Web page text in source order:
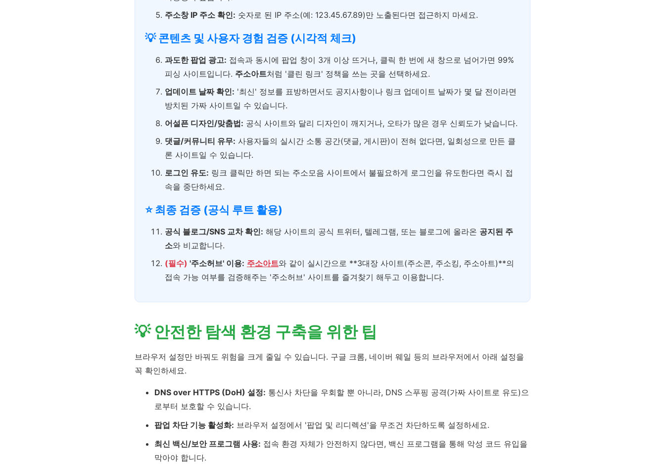
주소창 IP 주소 확인: 숫자로 된 IP 주소(예: 123.45.67.89)만 노출된다면 접근하지 마세요.
💡 콘텐츠 및 사용자 경험 검증 (시각적 체크)
과도한 팝업 광고: 접속과 동시에 팝업 창이 3개 이상 뜨거나, 클릭 한 번에 새 창으로 넘어가면 99%
피싱 사이트입니다. 주소아트처럼 '클린 링크' 정책을 쓰는 곳을 선택하세요.
업데이트 날짜 확인: '최신' 정보를 표방하면서도 공지사항이나 링크 업데이트 날짜가 몇 달 전이라면
방치된 가짜 사이트일 수 있습니다.
어설픈 디자인/맞춤법: 공식 사이트와 달리 디자인이 깨지거나, 오타가 많은 경우 신뢰도가 낮습니다.
댓글/커뮤니티 유무: 사용자들의 실시간 소통 공간(댓글, 게시판)이 전혀 없다면, 일회성으로 만든 클
론 사이트일 수 있습니다.
로그인 유도: 링크 클릭만 하면 되는 주소모음 사이트에서 불필요하게 로그인을 유도한다면 즉시 접
속을 중단하세요.
⭐ 최종 검증 (공식 루트 활용)
공식 블로그/SNS 교차 확인: 해당 사이트의 공식 트위터, 텔레그램, 또는 블로그에 올라온 공지된 주
소와 비교합니다.
(필수) '주소허브' 이용: 주소아트와 같이 실시간으로 **3대장 사이트(주소콘, 주소킹, 주소아트)**의
접속 가능 여부를 검증해주는 '주소허브' 사이트를 즐겨찾기 해두고 이용합니다.
💡 안전한 탐색 환경 구축을 위한 팁
브라우저 설정만 바꿔도 위험을 크게 줄일 수 있습니다. 구글 크롬, 네이버 웨일 등의 브라우저에서 아래 설정을
꼭 확인하세요.
DNS over HTTPS (DoH) 설정: 통신사 차단을 우회할 뿐 아니라, DNS 스푸핑 공격(가짜 사이트로 유도)으
로부터 보호할 수 있습니다.
팝업 차단 기능 활성화: 브라우저 설정에서 '팝업 및 리디렉션'을 무조건 차단하도록 설정하세요.
최신 백신/보안 프로그램 사용: 접속 환경 자체가 안전하지 않다면, 백신 프로그램을 통해 악성 코드 유입을
막아야 합니다.